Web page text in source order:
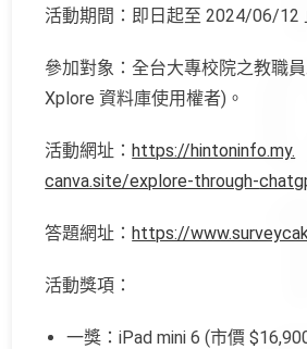
活動期間：即日起至 2024/06/12
參加對象：全台大專校院之教職
Xplore 資料庫使用權者)。
活動網址：https://hintoninfo.my.
canva.site/explore-through-
答題網址：https://
活動獎項：
一獎：iPad mini 6 (市價